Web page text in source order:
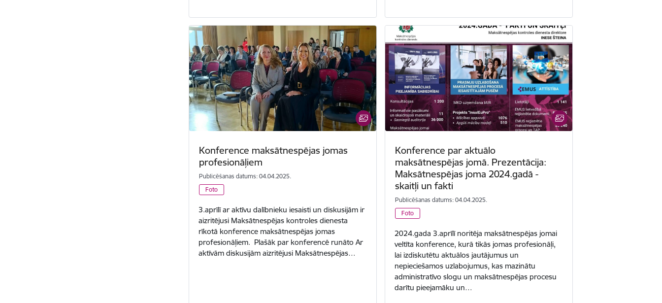
Konference maksātnespējas jomas
profesionāļiem
Publicēšanas datums: 04.04.2025.
Foto
3.aprīlī ar aktīvu dalībnieku iesaisti un diskusijām ir
aizritējusi Maksātnespējas kontroles dienesta
rīkotā konference maksātnespējas jomas
profesionāļiem. Plašāk par konferencē runāto Ar
aktīvām diskusijām aizritējusi Maksātnespējas…
Konference par aktuālo
maksātnespējas jomā. Prezentācija:
Maksātnespējas joma 2024.gadā -
skaitļi un fakti
Publicēšanas datums: 04.04.2025.
Foto
2024.gada 3.aprīlī noritēja maksātnespējas jomai
veltīta konference, kurā tikās jomas profesionāļi,
lai izdiskutētu aktuālos jautājumus un
nepieciešamos uzlabojumus, kas mazinātu
administratīvo slogu un maksātnespējas procesu
darītu pieejamāku un…